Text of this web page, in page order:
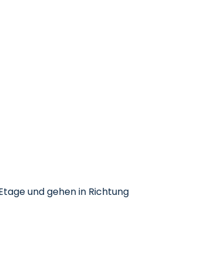
und gehen in Richtung